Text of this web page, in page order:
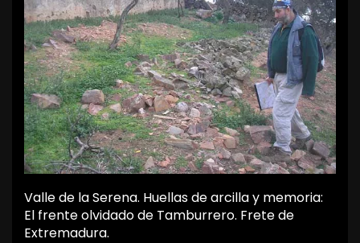
Valle de la Serena. Huellas de arcilla y memoria:
El frente olvidado de Tamburrero. Frete de
Extremadura.